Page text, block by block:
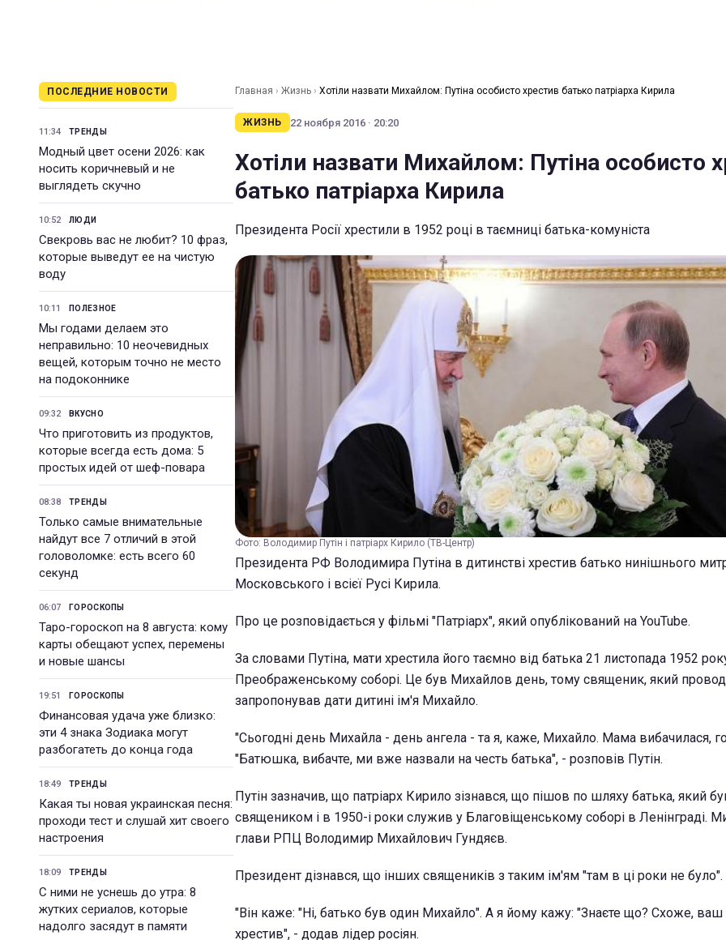
ПОСЛЕДНИЕ НОВОСТИ
11:34 ТРЕНДЫ
Модный цвет осени 2026: как
носить коричневый и не
выглядеть скучно
10:52 ЛЮДИ
Свекровь вас не любит? 10 фраз,
которые выведут ее на чистую
воду
10:11 ПОЛЕЗНОЕ
Мы годами делаем это
неправильно: 10 неочевидных
вещей, которым точно не место
на подоконнике
09:32 ВКУСНО
Что приготовить из продуктов,
которые всегда есть дома: 5
простых идей от шеф-повара
08:38 ТРЕНДЫ
Только самые внимательные
найдут все 7 отличий в этой
головоломке: есть всего 60
секунд
06:07 ГОРОСКОПЫ
Таро-гороскоп на 8 августа: кому
карты обещают успех, перемены
и новые шансы
19:51 ГОРОСКОПЫ
Финансовая удача уже близко:
эти 4 знака Зодиака могут
разбогатеть до конца года
18:49 ТРЕНДЫ
Какая ты новая украинская песня:
проходи тест и слушай хит своего
настроения
18:09 ТРЕНДЫ
С ними не уснешь до утра: 8
жутких сериалов, которые
надолго засядут в памяти
Главная › Жизнь › Хотіли назвати Михайлом: Путіна особисто хрестив батько патріарха Кирила
ЖИЗНЬ 22 ноября 2016 · 20:20
Хотіли назвати Михайлом: Путіна особисто
батько патріарха Кирила
Президента Росії хрестили в 1952 році в таємниці батька-комуніста
Фото: Володимир Путін і патріарх Кирило (ТВ-Центр)
Президента РФ Володимира Путіна в дитинстві хрестив батько нинішнього
Московського і всієї Русі Кирила.
Про це розповідається у фільмі "Патріарх", який опублікований на YouTube.
За словами Путіна, мати хрестила його таємно від батька 21 листопада 1952
Преображенському соборі. Це був Михайлов день, тому священик, який
запропонував дати дитині ім'я Михайло.
"Сьогодні день Михайла - день ангела - та я, каже, Михайло. Мама вибачилася,
"Батюшка, вибачте, ми вже назвали на честь батька", - розповів Путін.
Путін зазначив, що патріарх Кирило зізнався, що пішов по шляху батька, який
священиком і в 1950-і роки служив у Благовіщенському соборі в Ленінграді.
глави РПЦ Володимир Михайлович Гундяєв.
Президент дізнався, що інших священиків з таким ім'ям "там в ці роки не було".
"Він каже: "Ні, батько був один Михайло". А я йому кажу: "Знаєте що? Схоже,
хрестив", - додав лідер росіян.